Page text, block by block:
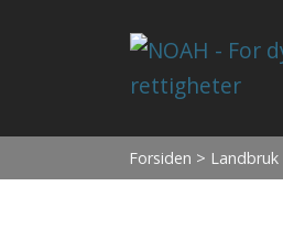
Forsiden > Landbruk